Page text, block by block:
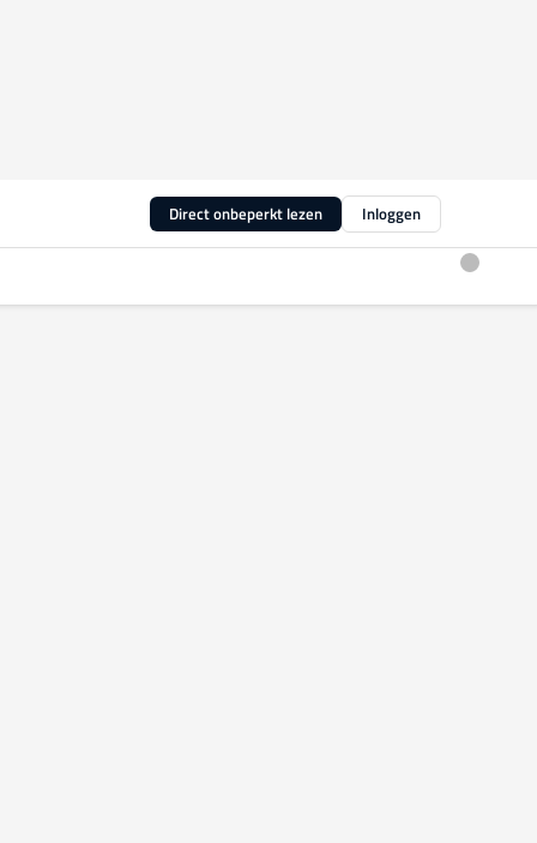
Direct onbeperkt lezen Inloggen